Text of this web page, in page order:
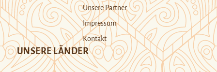
Unsere Partner
Impressum
Kontakt
UNSERE LÄNDER